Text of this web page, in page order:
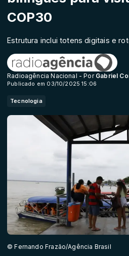
COP30
Estrutura inclui totens digitais e
Radioagência Nacional - Por Gabriel
Publicado em 03/10/2025 15:06
Tecnologia
© Fernando Frazão/Agência Brasil